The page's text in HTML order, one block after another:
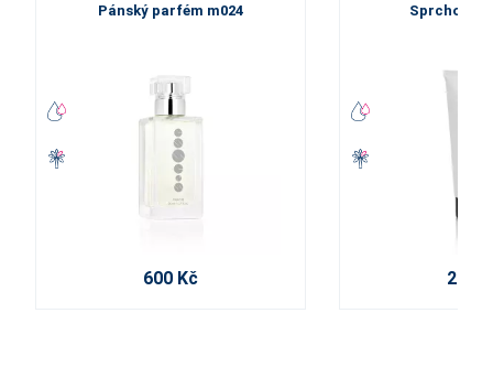
Pánský parfém m024
600 Kč
Sprchový
210